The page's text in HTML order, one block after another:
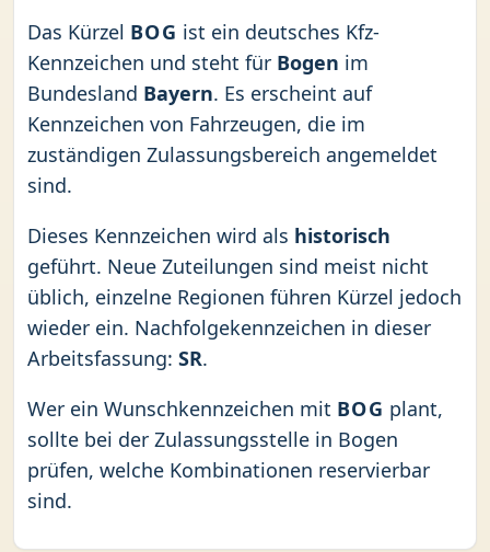
Das Kürzel BOG ist ein deutsches Kfz-
Kennzeichen und steht für Bogen im
Bundesland Bayern. Es erscheint auf
Kennzeichen von Fahrzeugen, die im
zuständigen Zulassungsbereich angemeldet
sind.
Dieses Kennzeichen wird als historisch
geführt. Neue Zuteilungen sind meist nicht
üblich, einzelne Regionen führen Kürzel jedoch
wieder ein. Nachfolgekennzeichen in dieser
Arbeitsfassung: SR.
Wer ein Wunschkennzeichen mit BOG plant,
sollte bei der Zulassungsstelle in Bogen
prüfen, welche Kombinationen reservierbar
sind.